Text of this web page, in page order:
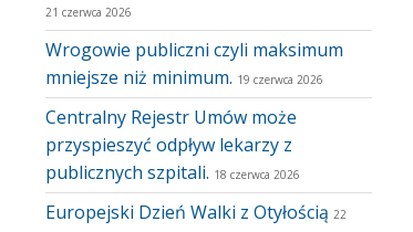
21 czerwca 2026
Wrogowie publiczni czyli maksimum
mniejsze niż minimum. 19 czerwca 2026
Centralny Rejestr Umów może
przyspieszyć odpływ lekarzy z
publicznych szpitali. 18 czerwca 2026
Europejski Dzień Walki z Otyłością 22